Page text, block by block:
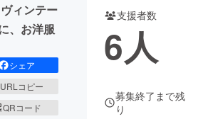
さと納税machi-ya コミュニティ
ィンテー
、お洋服
シェア
URLコピー
QRコード
支援者数
6人
募集終了まで残
り